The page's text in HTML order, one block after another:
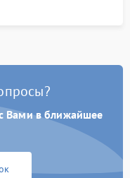
Вами в ближайшее